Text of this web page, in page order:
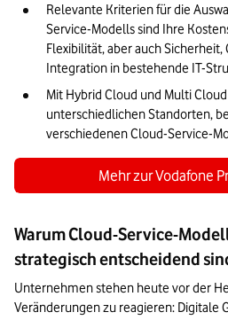
Relevante Kriterien für die
Service-Modells sind Ihre
Flexibilität, aber auch
Integration in bestehende IT-
Mit Hybrid Cloud und Multi
unterschiedlichen Standorten,
verschiedenen Cloud-Service-
Mehr zur Vodafone
Warum Cloud-Service-
strategisch entscheidend
Unternehmen stehen heute vor der
Veränderungen zu reagieren: Digitale